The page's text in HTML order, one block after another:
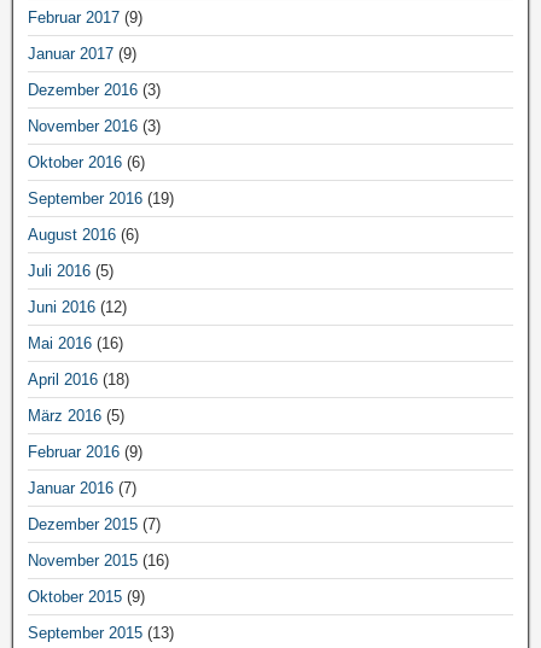
Februar 2017 (9)
Januar 2017 (9)
Dezember 2016 (3)
November 2016 (3)
Oktober 2016 (6)
September 2016 (19)
August 2016 (6)
Juli 2016 (5)
Juni 2016 (12)
Mai 2016 (16)
April 2016 (18)
März 2016 (5)
Februar 2016 (9)
Januar 2016 (7)
Dezember 2015 (7)
November 2015 (16)
Oktober 2015 (9)
September 2015 (13)